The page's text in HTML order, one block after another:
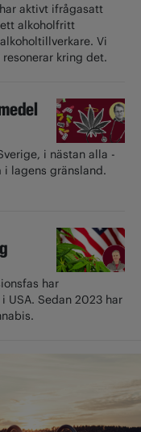
aktivt ifrågasatt
alkoholfritt
Vi
kring det.
i nästan alla
i lagens gränsland.
har
USA. Sedan 2023 har